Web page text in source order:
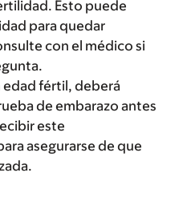
Esto puede
para quedar
con el médico si
edad fértil, deberá
de embarazo antes
este
asegurarse de que